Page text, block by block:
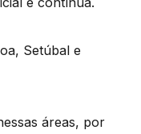
Setúbal e
áreas, por